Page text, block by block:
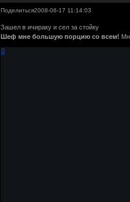
Поделиться2008-06-17 11:14:03
Зашел в ичираку и сел за стойку
Шеф мне большую порцию со всем!
0